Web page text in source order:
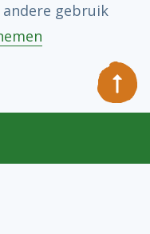
gebruik